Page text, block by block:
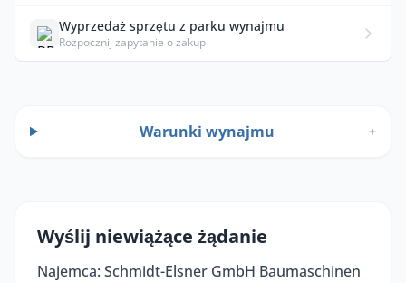
Wyprzedaż sprzętu z parku wynajmu
Rozpocznij zapytanie o zakup
Warunki wynajmu +
Wyślij niewiążące żądanie
Najemca: Schmidt-Elsner GmbH Baumaschinen